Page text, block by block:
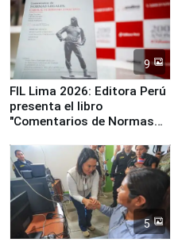
9
FIL Lima 2026: Editora Perú
presenta el libro
"Comentarios de Normas
Derecho Colectivo"
5